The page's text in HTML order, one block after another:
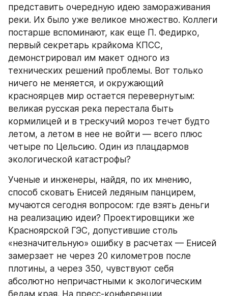
представить очередную идею замораживания
реки. Их было уже великое множество. Коллеги
постарше вспоминают, как еще П. Федирко,
первый секретарь крайкома КПСС,
демонстрировал им макет одного из
технических решений проблемы. Вот только
ничего не меняется, и окружающий
красноярцев мир остается перевернутым:
великая русская река перестала быть
кормилицей и в трескучий мороз течет будто
летом, а летом в нее не войти — всего плюс
четыре по Цельсию. Один из плацдармов
экологической катастрофы?
Ученые и инженеры, найдя, по их мнению,
способ сковать Енисей ледяным панцирем,
мучаются сегодня вопросом: где взять деньги
на реализацию идеи? Проектировщики же
Красноярской ГЭС, допустившие столь
«незначительную» ошибку в расчетах — Енисей
замерзает не через 20 километров после
плотины, а через 350, чувствуют себя
абсолютно непричастными к экологическим
бедам края. На пресс-конференции